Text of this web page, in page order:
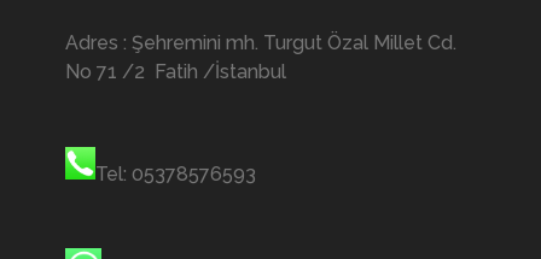
Adres : Şehremini mh. Turgut Özal Millet Cd.
No 71 /2 Fatih /İstanbul
Tel: 05378576593